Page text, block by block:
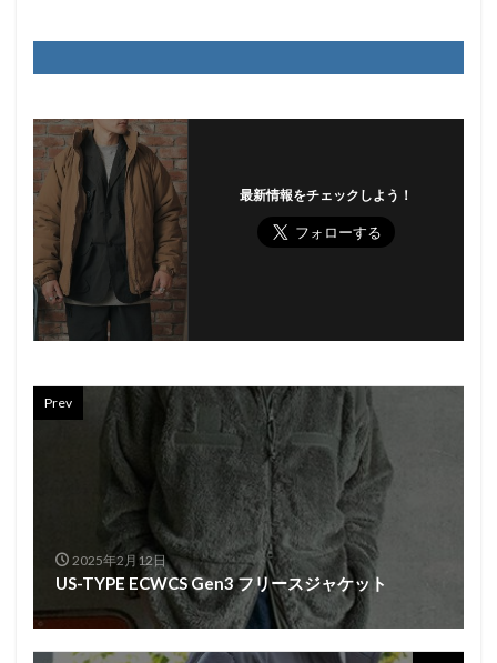
最新情報をチェックしよう！
Prev
2025年2月12日
US-TYPE ECWCS Gen3 フリースジャケット